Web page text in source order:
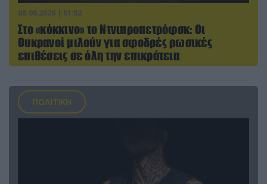
08.08.2026 | 01:02
Στο «κόκκινο» το Ντνιπροπετρόφσκ: Οι
Ουκρανοί μιλούν για σφοδρές ρωσικές
επιθέσεις σε όλη την επικράτεια
ΠΟΛΙΤΙΚΗ